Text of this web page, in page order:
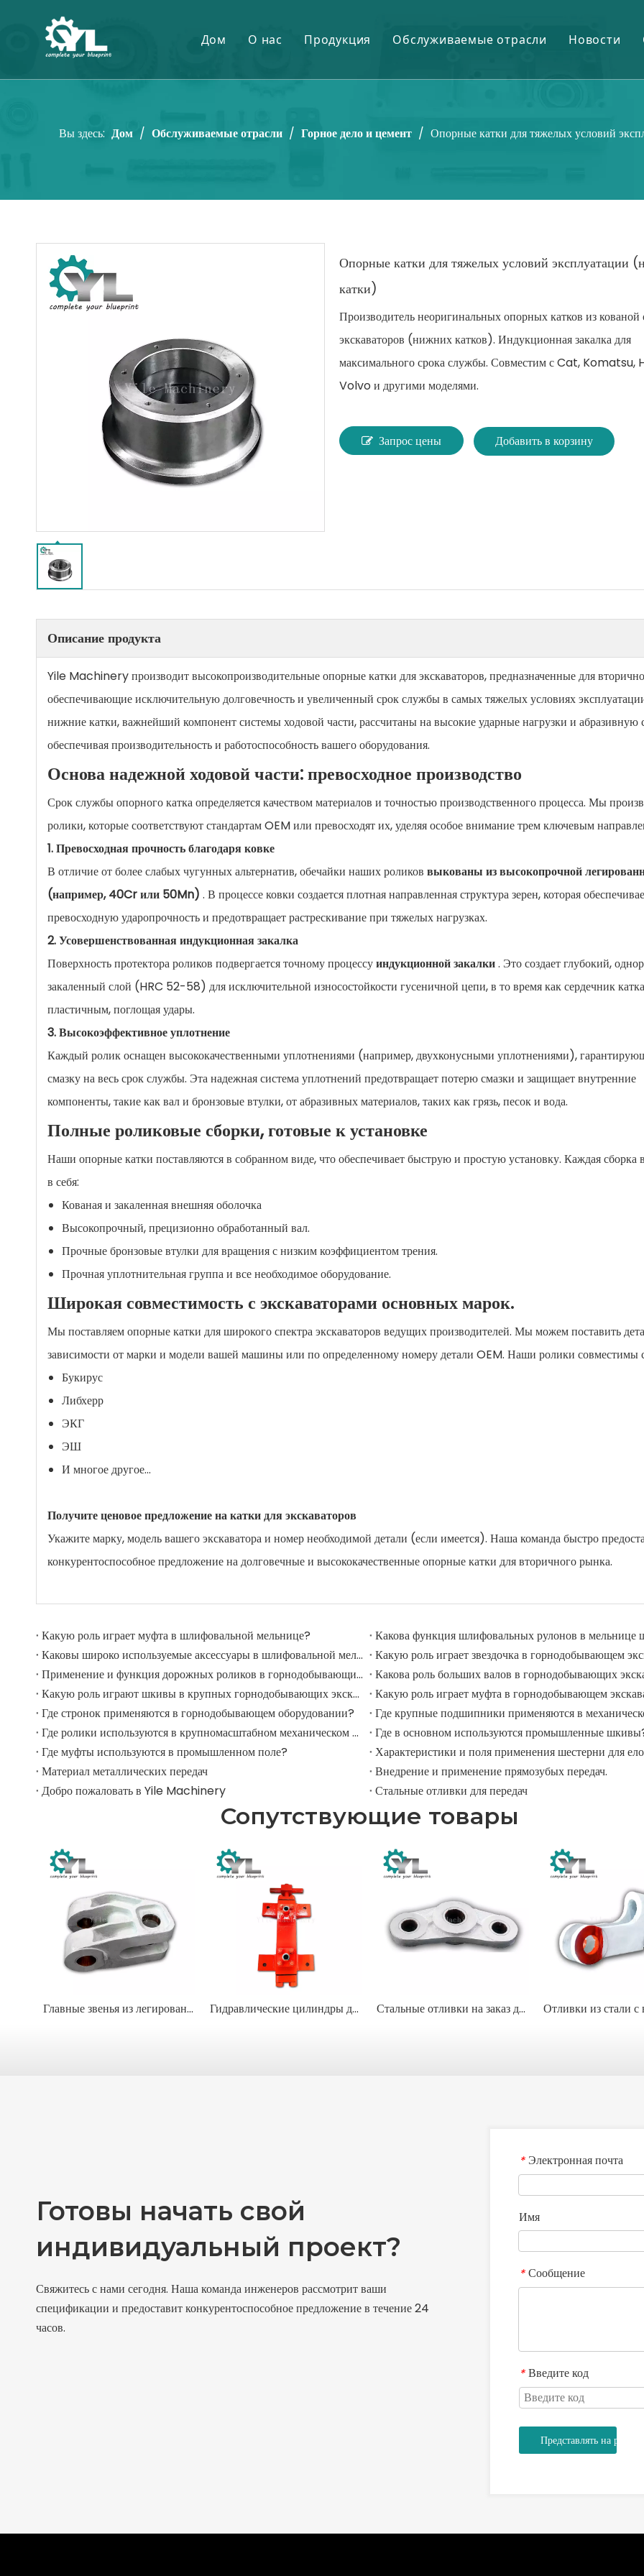
Дом О нас Продукция
Валы и ролики
Отливки и поковки
Подшипники и корпуса
Электронные химикаты
Химия для пластмасс и резины
Другие OEM-запчасти
Сельскохозяйственные химикаты
Обслуживаемые отрасли
Электростанция
Сахарный завод
Новости
Вы здесь: Дом / Обслуживаемые отрасли / Горное дело и цемент / Опорные катки для тяжелых условий
Опорные катки для тяжелых условий эксплуатации
катки)
Производитель неоригинальных опорных катков из кованой
экскаваторов (нижних катков). Индукционная закалка для
максимального срока службы. Совместим с Cat, Komatsu,
Volvo и другими моделями.
Запрос цены Добавить в корзину
Описание продукта
Yile Machinery производит высокопроизводительные опорные катки для экскаваторов, предназначенные для
обеспечивающие исключительную долговечность и увеличенный срок службы в самых тяжелых условиях
нижние катки, важнейший компонент системы ходовой части, рассчитаны на высокие ударные нагрузки и абразивную
обеспечивая производительность и работоспособность вашего оборудования.
Основа надежной ходовой части: превосходное производство
Срок службы опорного катка определяется качеством материалов и точностью производственного процесса. Мы
ролики, которые соответствуют стандартам OEM или превосходят их, уделяя особое внимание трем ключевым
1. Превосходная прочность благодаря ковке
В отличие от более слабых чугунных альтернатив, обечайки наших роликов выкованы из высокопрочной
(например, 40Cr или 50Mn) . В процессе ковки создается плотная направленная структура зерен, которая
превосходную ударопрочность и предотвращает растрескивание при тяжелых нагрузках.
2. Усовершенствованная индукционная закалка
Поверхность протектора роликов подвергается точному процессуиндукционной закалки. Это создает глубокий,
закаленный слой (HRC 52-58) для исключительной износостойкости гусеничной цепи, в то время как сердечник катка
пластичным, поглощая удары.
3. Высокоэффективное уплотнение
Каждый ролик оснащен высококачественными уплотнениями (например, двухконусными уплотнениями),
смазку на весь срок службы. Эта надежная система уплотнений предотвращает потерю смазки и защищает внутренние
компоненты, такие как вал и бронзовые втулки, от абразивных материалов, таких как грязь, песок и вода.
Полные роликовые сборки, готовые к установке
Наши опорные катки поставляются в собранном виде, что обеспечивает быструю и простую установку. Каждая сборка
в себя:
Кованая и закаленная внешняя оболочка
Высокопрочный, прецизионно обработанный вал.
Прочные бронзовые втулки для вращения с низким коэффициентом трения.
Прочная уплотнительная группа и все необходимое оборудование.
Широкая совместимость с экскаваторами основных марок.
Мы поставляем опорные катки для широкого спектра экскаваторов ведущих производителей. Мы можем поставить
зависимости от марки и модели вашей машины или по определенному номеру детали OEM. Наши ролики совместимы
Букирус
Либхерр
ЭКГ
ЭШ
И многое другое...
Получите ценовое предложение на катки для экскаваторов
Укажите марку, модель вашего экскаватора и номер необходимой детали (если имеется). Наша команда быстро
конкурентоспособное предложение на долговечные и высококачественные опорные катки для вторичного рынка.
Какую роль играет муфта в шлифовальной мельнице?
Каковы широко используемые аксессуары в шлифовальной мельнице?
Какую роль играет звездочка в горнодобывающем
Применение и функция дорожных роликов в горнодобывающих экскаваторах
Какова роль больших валов в горнодобывающих
Какую роль играют шкивы в крупных горнодобывающих экскаваторах?
Какую роль играет муфта в горнодобывающем
Где стронок применяются в горнодобывающем оборудовании?
Где ролики используются в крупномасштабном механическом оборудовании?
Где в основном используются промышленные
Где муфты используются в промышленном поле?
Характеристики и поля применения шестерни для
Материал металлических передач
Внедрение и применение прямозубых передач.
Добро пожаловать в Yile Machinery
Стальные отливки для передач
Сопутствующие товары
Главные звенья из легированной стали марок 80 и 100 в сборе Гидравлические цилиндры для тяжелых условий эксплуатации для горнодобывающей и строительной техники Стальные отливки на заказ для OEM и тяжелого оборудования
Готовы начать свой
индивидуальный проект?
Свяжитесь с нами сегодня. Наша команда инженеров рассмотрит ваши
спецификации и предоставит конкурентоспособное предложение в течение 24
часов.
* Электронная почта
Имя
* Сообщение
* Введите код
Представлять на